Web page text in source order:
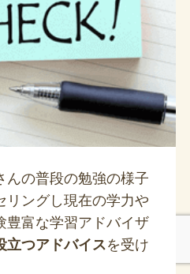
んの普段の勉強の様子
リングし現在の学力や
豊富な学習アドバイザ
立つアドバイスを受け